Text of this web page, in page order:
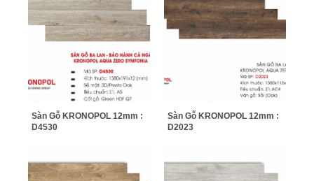
Sàn Gỗ KRONOPOL 12mm :
D4530
Sàn Gỗ KRONOPOL 12mm :
D2023